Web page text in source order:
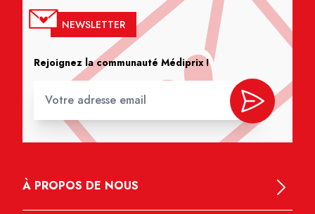
NEWSLETTER
Rejoignez la communauté Médiprix !
À PROPOS DE NOUS